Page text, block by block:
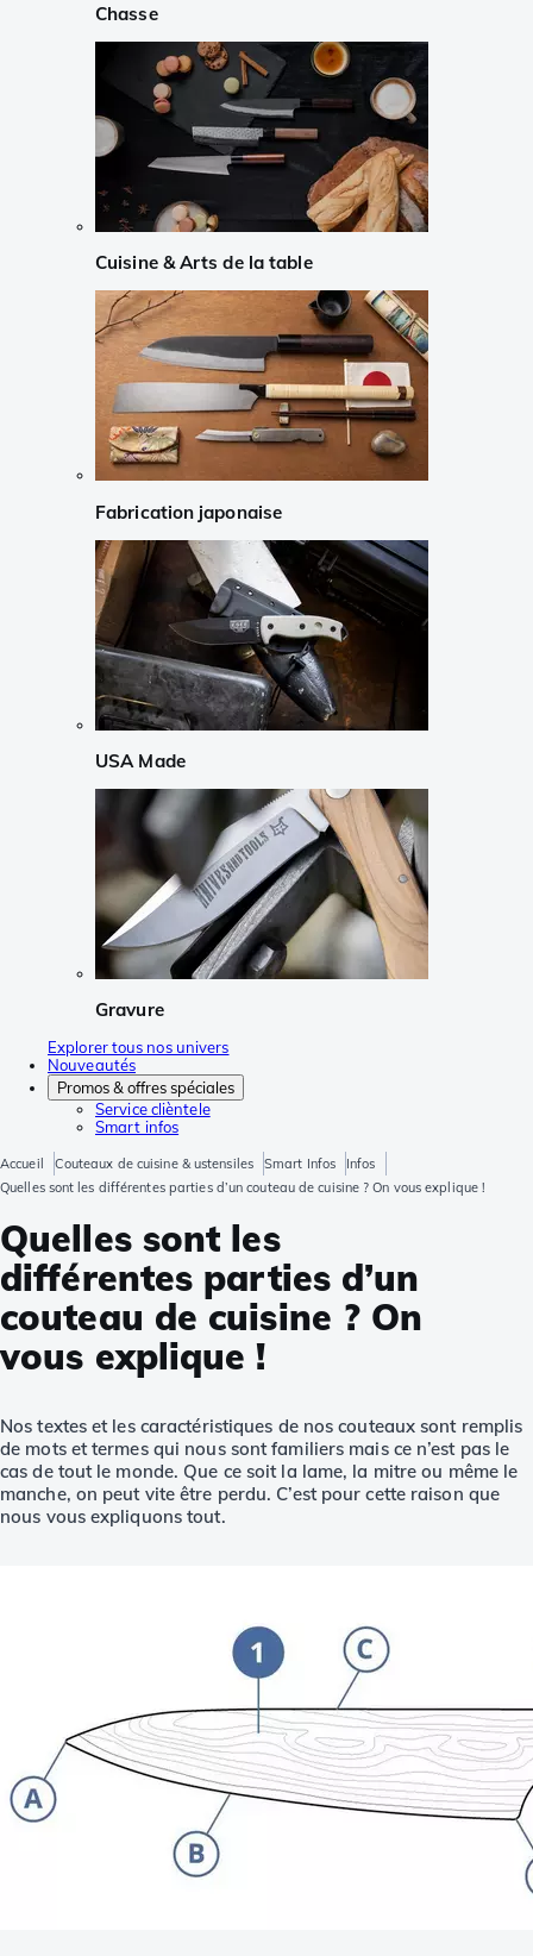
Chasse
Cuisine & Arts de la table
Fabrication japonaise
USA Made
Gravure
Explorer tous nos univers
Nouveautés
Promos & offres spéciales
Service clièntele
Smart infos
Accueil Couteaux de cuisine & ustensiles Smart Infos
Infos
Quelles sont les différentes parties d’un couteau de cuisine ? On vous explique !
Quelles sont les
différentes parties d’un
couteau de cuisine ? On
vous explique !
Nos textes et les caractéristiques de nos couteaux sont remplis
de mots et termes qui nous sont familiers mais ce n’est pas le
cas de tout le monde. Que ce soit la lame, la mitre ou même le
manche, on peut vite être perdu. C’est pour cette raison que
nous vous expliquons tout.